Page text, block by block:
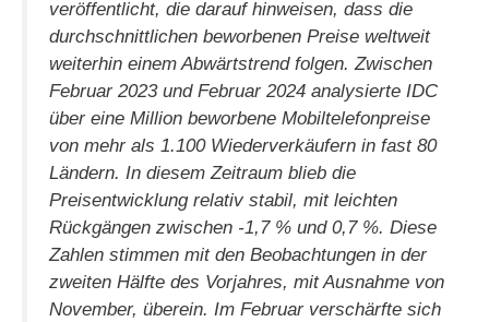
veröffentlicht, die darauf hinweisen, dass die
durchschnittlichen beworbenen Preise weltweit
weiterhin einem Abwärtstrend folgen. Zwischen
Februar 2023 und Februar 2024 analysierte IDC
über eine Million beworbene Mobiltelefonpreise
von mehr als 1.100 Wiederverkäufern in fast 80
Ländern. In diesem Zeitraum blieb die
Preisentwicklung relativ stabil, mit leichten
Rückgängen zwischen -1,7 % und 0,7 %. Diese
Zahlen stimmen mit den Beobachtungen in der
zweiten Hälfte des Vorjahres, mit Ausnahme von
November, überein. Im Februar verschärfte sich